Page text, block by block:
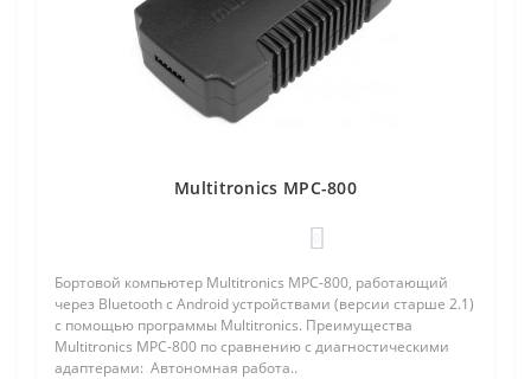
Multitronics MPC-800
Бортовой компьютер Multitronics MPC-800, работающий
через Bluetooth с Android устройствами (версии старше 2.1)
с помощью программы Multitronics. Преимущества
Multitronics MPC-800 по сравнению с диагностическими
адаптерами: Автономная работа..